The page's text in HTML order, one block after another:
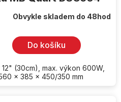
Obvykle skladem do 48hod
Do košíku
(30cm), max. výkon 600W,
x 385 x 450/350 mm